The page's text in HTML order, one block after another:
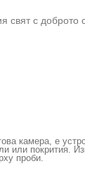
с доброто
камера, е
или покрития.
проби.